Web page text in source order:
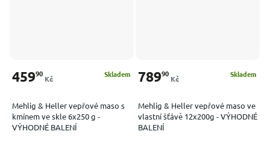
Mehlig & Heller vepřové maso s
kmínem ve skle 6x250 g -
VÝHODNÉ BALENÍ
Skladem
45990
Kč
Mehlig & Heller vepřové maso ve
vlastní šťávě 12x200g - VÝHODNÉ
BALENÍ
Skladem
78990
Kč